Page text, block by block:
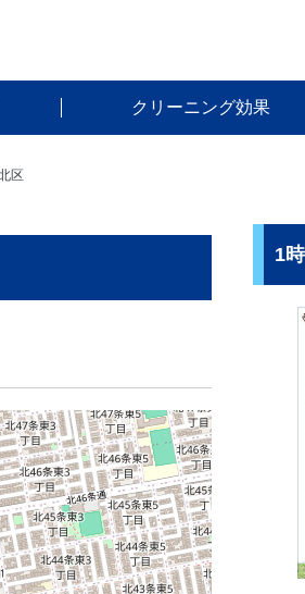
クリーニング効果
区
1